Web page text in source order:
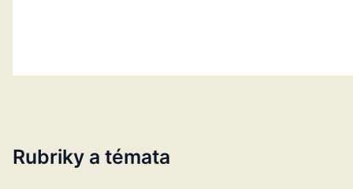
Rubriky a témata